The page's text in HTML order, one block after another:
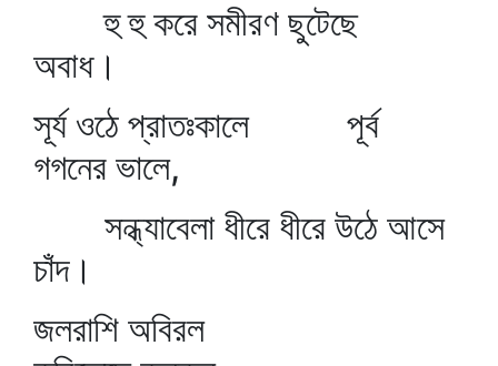
হু হু করে সমীরণ ছুটেছে
অবাধ।
সূর্য ওঠে প্রাতঃকালে পূর্ব
গগনের ভালে,
সন্ধ্যাবেলা ধীরে ধীরে উঠে আসে
চাঁদ।
জলরাশি অবিরল